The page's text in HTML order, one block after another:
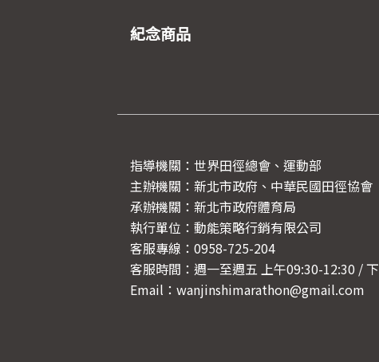
紀念商品
指導機關：世界田徑總會、
主辦機關：新北市政府、中華民國田徑協會
承辦機關：新北市政府體育局
執行單位：動能策略行銷有限公司
客服專線：0958-725-204
客服時間：週一至週五 上午09:30-12:30 /
Email：wanjinshimarathon@gmail.com